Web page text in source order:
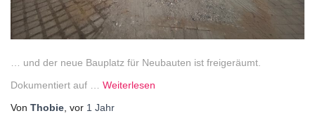
… und der neue Bauplatz für Neubauten ist freigeräumt.
Dokumentiert auf … Weiterlesen
Von Thobie , vor 1 Jahr